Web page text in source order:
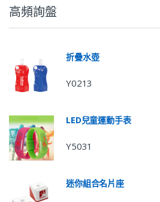
高頻詢盤
折疊水壺
Y0213
LED兒童運動手表
Y5031
迷你組合名片座